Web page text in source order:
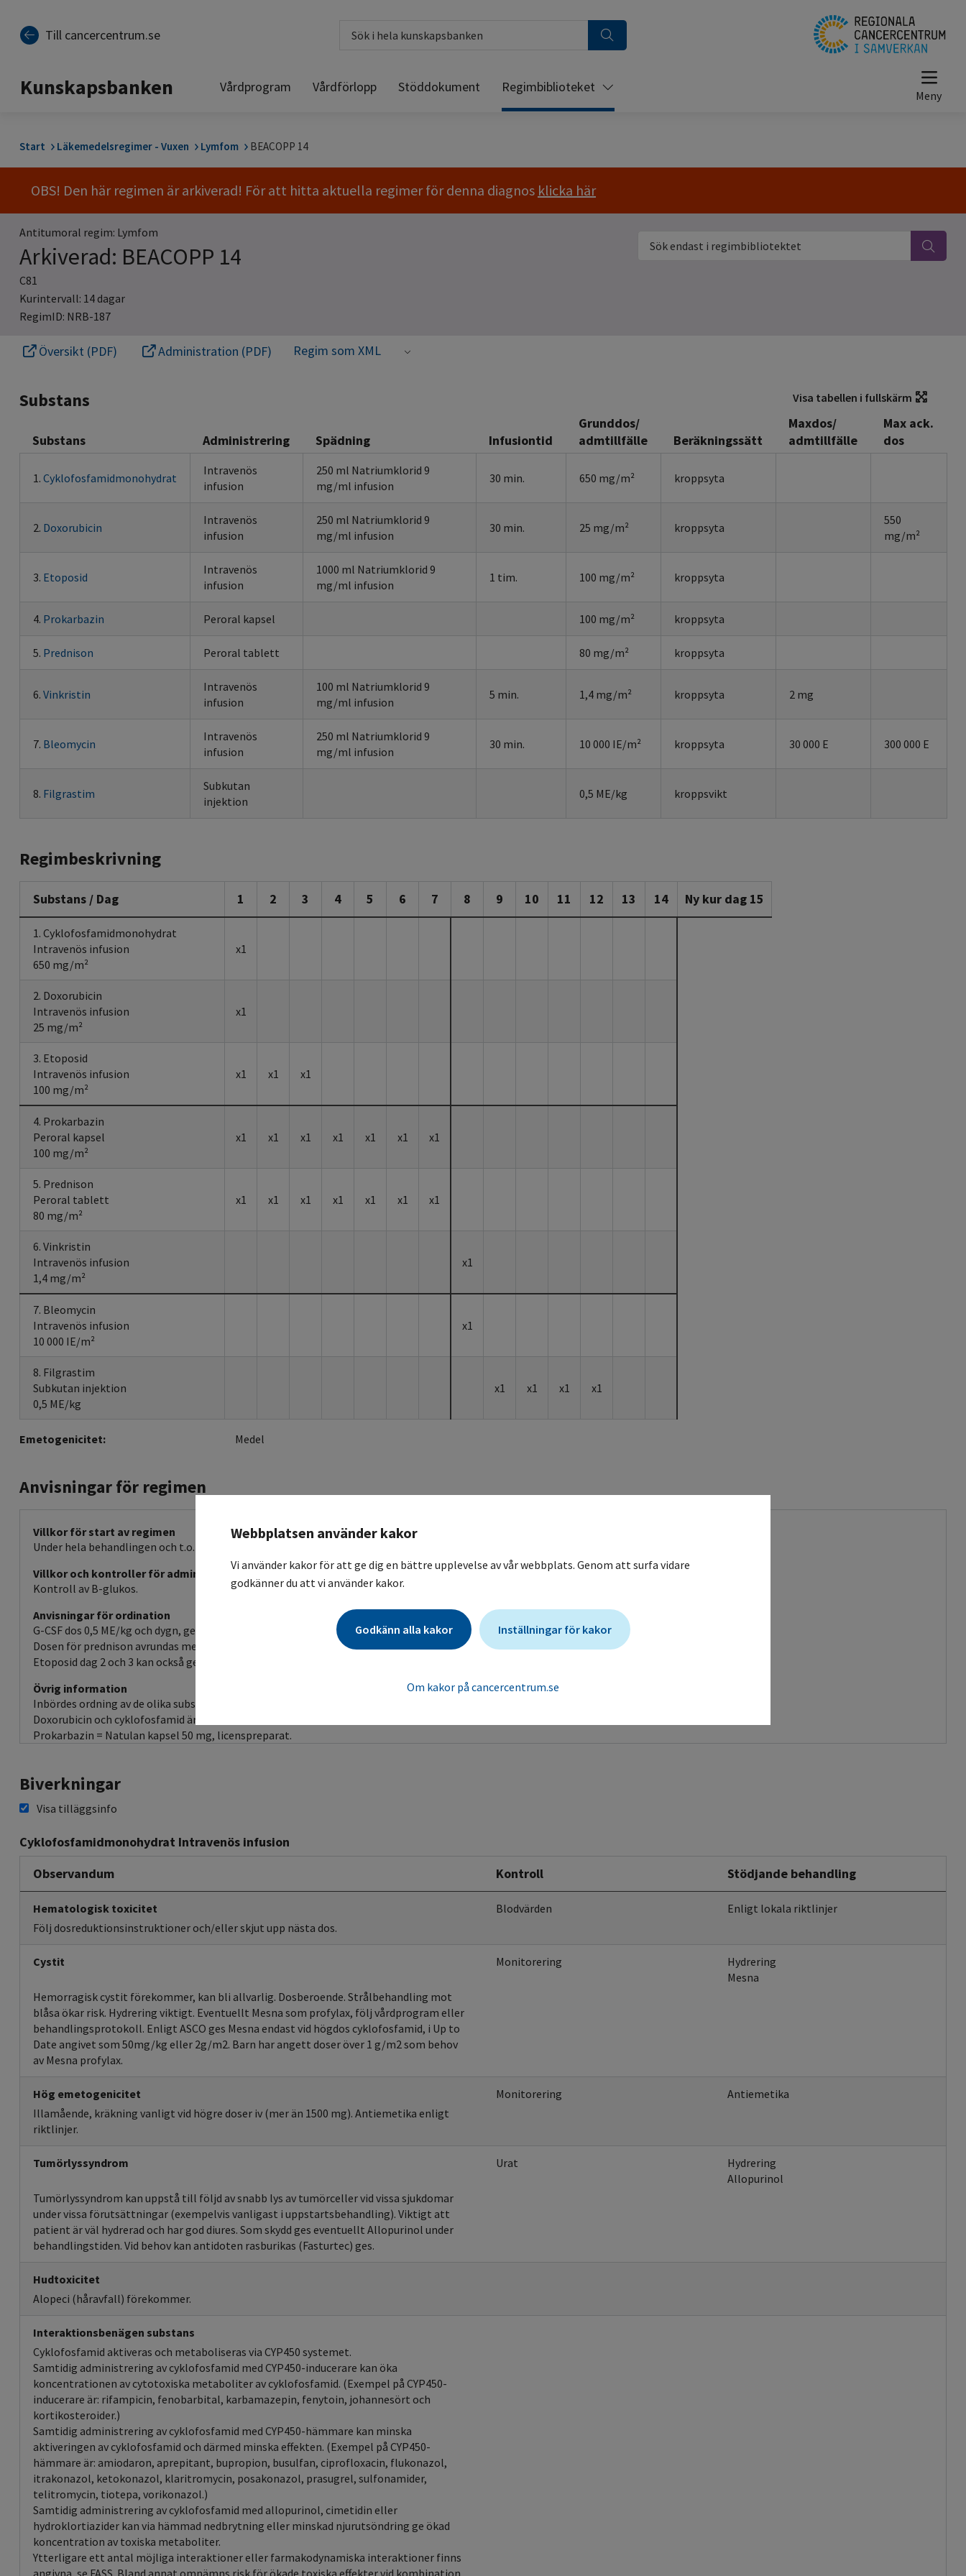
Till cancercentrum.se
Kunskapsbanken Vårdprogram Vårdförlopp Stöddokument Regimbiblioteket
Start Läkemedelsregimer - Vuxen Lymfom BEACOPP 14
OBS! Den här regimen är arkiverad! För att hitta aktuella regimer för denna diagnos klicka här
Antitumoral regim: Lymfom
Arkiverad: BEACOPP 14
C81
Kurintervall: 14 dagar
RegimID: NRB-187
Sök endast i regimbibliotektet
Översikt (PDF) Administration (PDF) Regim som XML
Substans Visa tabellen i fullskärm
Substans Administrering Spädning Infusiontid
Grunddos/
admtillfälle
Beräkningssätt
Maxdos/
admtillfälle
Max ack.
dos
1. Cyklofosfamidmonohydrat
Intravenös
infusion
250 ml Natriumklorid 9
mg/ml infusion
30 min. 650 mg/m² kroppsyta
2. Doxorubicin
Intravenös
infusion
250 ml Natriumklorid 9
mg/ml infusion
30 min. 25 mg/m² kroppsyta
550
mg/m²
3. Etoposid
Intravenös
infusion
1000 ml Natriumklorid 9
mg/ml infusion
1 tim. 100 mg/m² kroppsyta
4. Prokarbazin Peroral kapsel 100 mg/m² kroppsyta
5. Prednison Peroral tablett 80 mg/m² kroppsyta
6. Vinkristin
Intravenös
infusion
100 ml Natriumklorid 9
mg/ml infusion
5 min. 1,4 mg/m² kroppsyta 2 mg
7. Bleomycin
Intravenös
infusion
250 ml Natriumklorid 9
mg/ml infusion
30 min. 10 000 IE/m² kroppsyta 30 000 E 300 000 E
8. Filgrastim
Subkutan
injektion
0,5 ME/kg kroppsvikt
Regimbeskrivning
Substans / Dag 1 2 3 4 5 6 7 8 9 10 11 12 13 14 Ny kur dag 15
1. Cyklofosfamidmonohydrat
Intravenös infusion
650 mg/m²
x1
2. Doxorubicin
Intravenös infusion
25 mg/m²
x1
3. Etoposid
Intravenös infusion
100 mg/m²
x1 x1 x1
4. Prokarbazin
Peroral kapsel
100 mg/m²
x1 x1 x1 x1 x1 x1 x1
5. Prednison
Peroral tablett
80 mg/m²
x1 x1 x1 x1 x1 x1 x1
6. Vinkristin
Intravenös infusion
1,4 mg/m²
x1
7. Bleomycin
Intravenös infusion
10 000 IE/m²
x1
8. Filgrastim
Subkutan injektion
0,5 ME/kg
x1 x1 x1 x1
Emetogenicitet: Medel
Anvisningar för regimen
Villkor för start av regimen
Under hela behandlingen och t.o.m 1 månad ge profylax mot herpes och svamp, mot pneumocystis profylax i 3 månader.
Villkor och kontroller för administration
Kontroll av B-glukos.
Anvisningar för ordination
G-CSF dos 0,5 ME/kg och dygn, ges med start dag 9 (minst 24 timmar efter avslutad bleomycininfusion) i 4 dygn eller tills LPK >10.
Dosen för prednison avrundas med fördel till hela eller halva tabletter (styrka 50 mg).
Etoposid dag 2 och 3 kan också ges peroralt. Dosen är då 200 mg/m2 per dag (biotillgänglighet cirka 50 %).
Övrig information
Inbördes ordning av de olika substanserna är valfri.
Doxorubicin och cyklofosfamid är blandbara i samma infusion.
Prokarbazin = Natulan kapsel 50 mg, licenspreparat.
Biverkningar
Visa tilläggsinfo
Cyklofosfamidmonohydrat Intravenös infusion
Observandum
Kontroll Stödjande behandling
Hematologisk toxicitet Blodvärden
Enligt lokala riktlinjer
Följ dosreduktionsinstruktioner och/eller skjut upp nästa dos.
Cystit Monitorering
Hydrering
Mesna
Hemorragisk cystit förekommer, kan bli allvarlig. Dosberoende. Strålbehandling mot
blåsa ökar risk. Hydrering viktigt. Eventuellt Mesna som profylax, följ vårdprogram eller
behandlingsprotokoll. Enligt ASCO ges Mesna endast vid högdos cyklofosfamid, i Up to
Date angivet som 50mg/kg eller 2g/m2. Barn har angett doser över 1 g/m2 som behov
av Mesna profylax.
Hög emetogenicitet Monitorering
Antiemetika
Illamående, kräkning vanligt vid högre doser iv (mer än 1500 mg). Antiemetika enligt
riktlinjer.
Tumörlyssyndrom Urat
Hydrering
Allopurinol
Tumörlyssyndrom kan uppstå till följd av snabb lys av tumörceller vid vissa sjukdomar
under vissa förutsättningar (exempelvis vanligast i uppstartsbehandling). Viktigt att
patient är väl hydrerad och har god diures. Som skydd ges eventuellt Allopurinol under
behandlingstiden. Vid behov kan antidoten rasburikas (Fasturtec) ges.
Hudtoxicitet
Alopeci (håravfall) förekommer.
Interaktionsbenägen substans
Cyklofosfamid aktiveras och metaboliseras via CYP450 systemet.
Samtidig administrering av cyklofosfamid med CYP450-inducerare kan öka
koncentrationen av cytotoxiska metaboliter av cyklofosfamid. (Exempel på CYP450-
inducerare är: rifampicin, fenobarbital, karbamazepin, fenytoin, johannesört och
kortikosteroider.)
Samtidig administrering av cyklofosfamid med CYP450-hämmare kan minska
aktiveringen av cyklofosfamid och därmed minska effekten. (Exempel på CYP450-
hämmare är: amiodaron, aprepitant, bupropion, busulfan, ciprofloxacin, flukonazol,
itrakonazol, ketokonazol, klaritromycin, posakonazol, prasugrel, sulfonamider,
telitromycin, tiotepa, vorikonazol.)
Samtidig administrering av cyklofosfamid med allopurinol, cimetidin eller
hydroklortiazider kan via hämmad nedbrytning eller minskad njurutsöndring ge ökad
koncentration av toxiska metaboliter.
Ytterligare ett antal möjliga interaktioner eller farmakodynamiska interaktioner finns
Webbplatsen använder kakor
Vi använder kakor för att ge dig en bättre upplevelse av vår webbplats. Genom att surfa vidare
godkänner du att vi använder kakor.
Godkänn alla kakor Inställningar för kakor
Om kakor på cancercentrum.se